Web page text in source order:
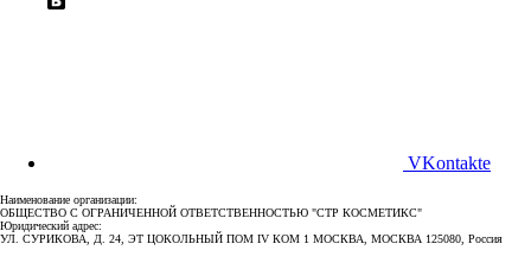
VKontakte
Наименование организации:
ОБЩЕСТВО С ОГРАНИЧЕННОЙ ОТВЕТСТВЕННОСТЬЮ "СТР КОСМЕТИКС"
Юридический адрес:
УЛ. СУРИКОВА, Д. 24, ЭТ ЦОКОЛЬНЫЙ ПОМ IV КОМ 1 МОСКВА, МОСКВА 125080, Россия